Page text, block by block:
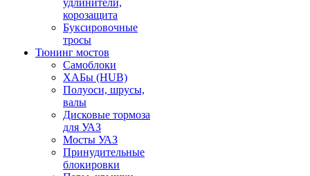
удлинители,
корозащита
Буксировочные
тросы
Тюнинг мостов
Самоблоки
ХАБы (HUB)
Полуоси, шрусы,
валы
Дисковые тормоза
для УАЗ
Мосты УАЗ
Принудительные
блокировки